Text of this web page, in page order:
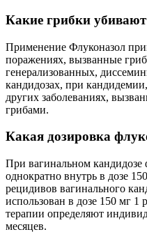
Какие грибки
Применение Флуконазол
поражениях, вызванные
генерализованных,
кандидозах, при
других заболеваниях,
грибами.
Какая дозировка
При вагинальном
однократно внутрь в дозе
рецидивов вагинального
использован в дозе 150 мг 1
терапии определяют
месяцев.